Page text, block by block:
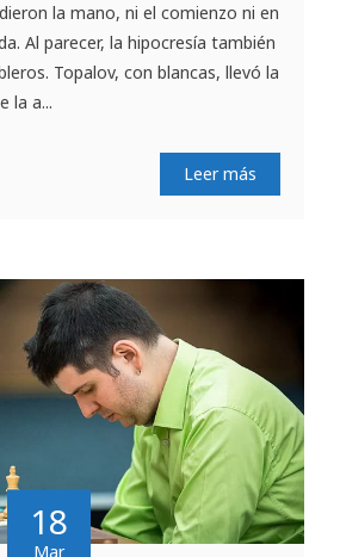
la mano, ni el comienzo ni en
Al parecer, la hipocresía también
Topalov, con blancas, llevó la
la a...
Leer más
18
Mar